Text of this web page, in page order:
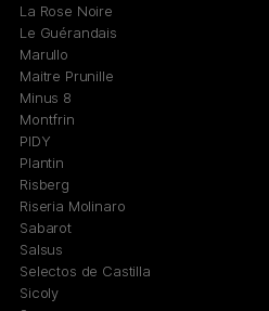
La Rose Noire
Le Guérandais
Marullo
Maitre Prunille
Minus 8
Montfrin
PIDY
Plantin
Risberg
Riseria Molinaro
Sabarot
Salsus
Selectos de Castilla
Sicoly